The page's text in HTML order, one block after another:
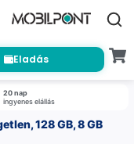
Eladás
20 nap
ingyenes elállás
128 GB, 8 GB